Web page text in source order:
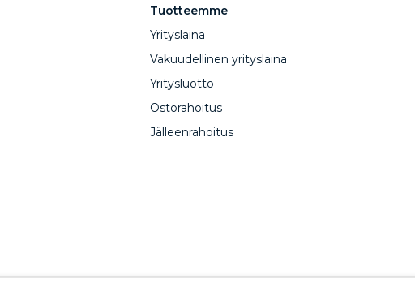
Tuotteemme
Yrityslaina
Vakuudellinen yrityslaina
Yritysluotto
Ostorahoitus
Jälleenrahoitus